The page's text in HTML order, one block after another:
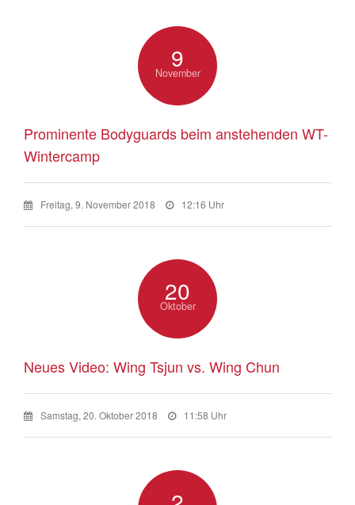
9
November
Prominente Bodyguards beim anstehenden WT-
Wintercamp
Freitag, 9. November 2018 12:16 Uhr
20
Oktober
Neues Video: Wing Tsjun vs. Wing Chun
Samstag, 20. Oktober 2018 11:58 Uhr